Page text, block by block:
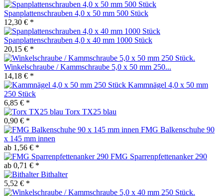
Spanplattenschrauben 4,0 x 50 mm 500 Stück
12,30 € *
Spanplattenschrauben 4,0 x 40 mm 1000 Stück
20,15 € *
Winkelschraube / Kammschraube 5,0 x 50 mm 250...
14,18 € *
Kammnägel 4,0 x 50 mm
250 Stück
6,85 € *
Torx TX25 blau
0,90 € *
FMG Balkenschuhe 90
x 145 mm innen
ab 1,56 € *
FMG Sparrenpfettenanker 290
ab 0,71 € *
Bithalter
5,52 € *